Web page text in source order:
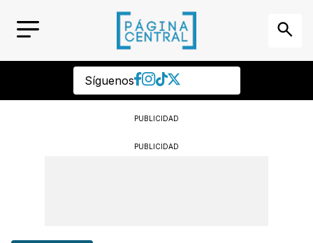
Síguenos
PUBLICIDAD
PUBLICIDAD